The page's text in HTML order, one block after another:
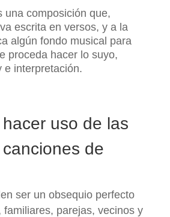
una composición que,
escrita en versos, y a la
algún fondo musical para
proceda hacer lo suyo,
e interpretación.
uso de las
de
ser un obsequio perfecto
familiares, parejas, vecinos y